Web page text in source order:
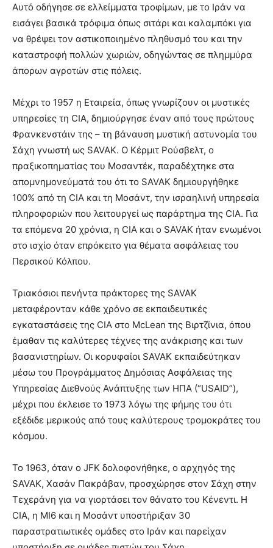
Αυτό οδήγησε σε ελλείμματα τροφίμων, με το Ιράν να
εισάγει βασικά τρόφιμα όπως σιτάρι και καλαμπόκι για
να θρέψει τον αστικοποιημένο πληθυσμό του και την
καταστροφή πολλών χωριών, οδηγώντας σε πλημμύρα
άπορων αγροτών στις πόλεις.
Μέχρι το 1957 η Εταιρεία, όπως γνωρίζουν οι μυστικές
υπηρεσίες τη CIA, δημιούργησε έναν από τους πρώτους
Φρανκενστάιν της – τη βάναυση μυστική αστυνομία του
Σάχη γνωστή ως SAVAK. Ο Κέρμιτ Ρούσβελτ, ο
πραξικοπηματίας του Μοσαντέκ, παραδέχτηκε στα
απομνημονεύματά του ότι το SAVAK δημιουργήθηκε
100% από τη CIA και τη Μοσάντ, την ισραηλινή υπηρεσία
πληροφοριών που λειτουργεί ως παράρτημα της CIA. Για
τα επόμενα 20 χρόνια, η CIA και ο SAVAK ήταν ενωμένοι
στο ισχίο όταν επρόκειτο για θέματα ασφάλειας του
Περσικού Κόλπου.
Τριακόσιοι πενήντα πράκτορες της SAVAK
μεταφέρονταν κάθε χρόνο σε εκπαιδευτικές
εγκαταστάσεις της CIA στο McLean της Βιρτζίνια, όπου
έμαθαν τις καλύτερες τέχνες της ανάκρισης και των
βασανιστηρίων. Οι κορυφαίοι SAVAK εκπαιδεύτηκαν
μέσω του Προγράμματος Δημόσιας Ασφάλειας της
Υπηρεσίας Διεθνούς Ανάπτυξης των ΗΠΑ (“USAID”),
μέχρι που έκλεισε το 1973 λόγω της φήμης του ότι
εξέδιδε μερικούς από τους καλύτερους τρομοκράτες του
κόσμου.
Το 1963, όταν ο JFK δολοφονήθηκε, ο αρχηγός της
SAVAK, Χασάν Πακράβαν, προσχώρησε στον Σάχη στην
Τεχεράνη για να γιορτάσει τον θάνατο του Κένεντι. Η
CIA, η MI6 και η Μοσάντ υποστήριξαν 30
παραστρατιωτικές ομάδες στο Ιράν και παρείχαν